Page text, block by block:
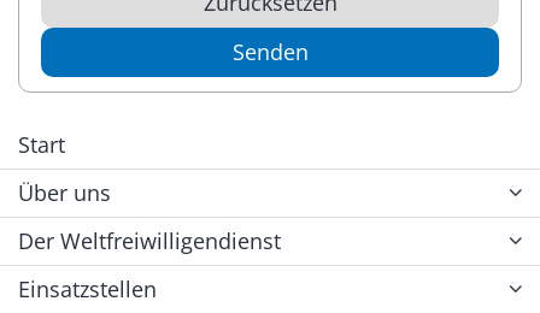
Start
Über uns
Der Weltfreiwilligendienst
Einsatzstellen